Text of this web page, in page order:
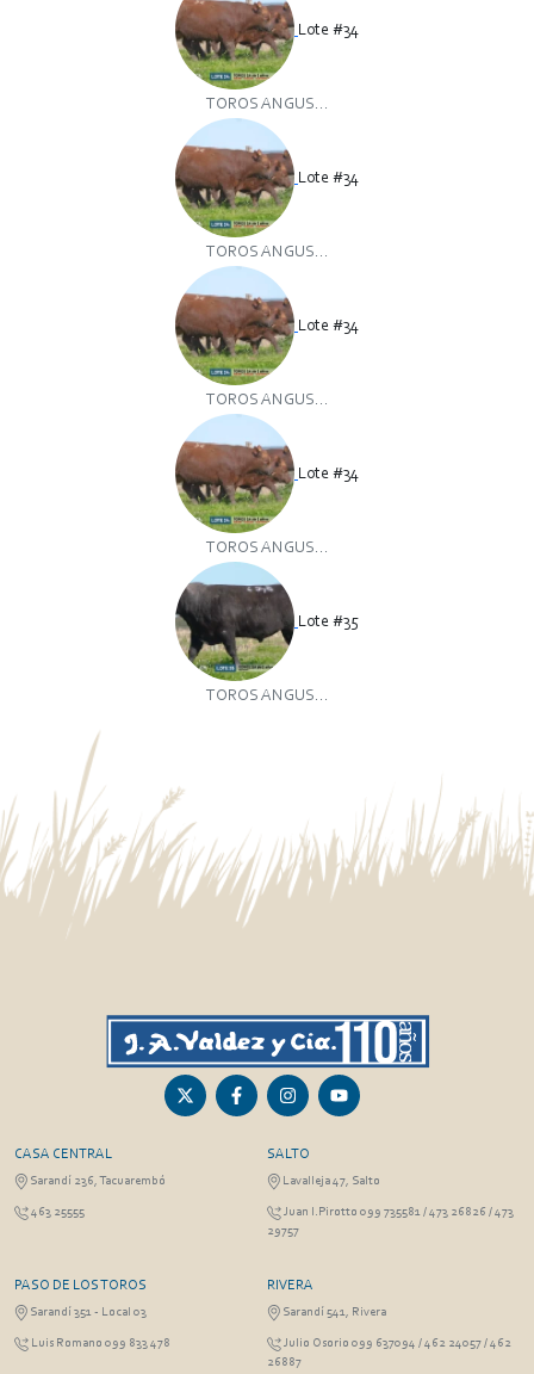
Lote #34
TOROS ANGUS...
Lote #34
TOROS ANGUS...
Lote #34
TOROS ANGUS...
Lote #34
TOROS ANGUS...
Lote #35
TOROS ANGUS...
CASA CENTRAL
Sarandí 236, Tacuarembó
463 25555
SALTO
Lavalleja 47, Salto
Juan I.Pirotto 099 735581 / 473 26826 / 473
29757
PASO DE LOS TOROS
Sarandí 351 - Local 03
Luis Romano 099 833 478
RIVERA
Sarandí 541, Rivera
Julio Osorio 099 637094 / 462 24057 / 462
26887